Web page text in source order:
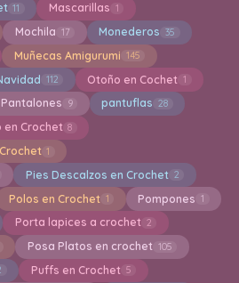
11 Mascarillas 1
Mochila 17 Monederos 35
Muñecas Amigurumi 145
112 Otoño en Cochet 1
Pantalones 9 pantuflas 28
en Crochet 8
1
Pies Descalzos en Crochet 2
Polos en Crochet 1 Pompones 1
Porta lapices a crochet 2
Posa Platos en crochet 105
Puffs en Crochet 5